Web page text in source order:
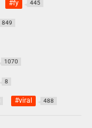
#fy 445
849
1070
8
#viral 488